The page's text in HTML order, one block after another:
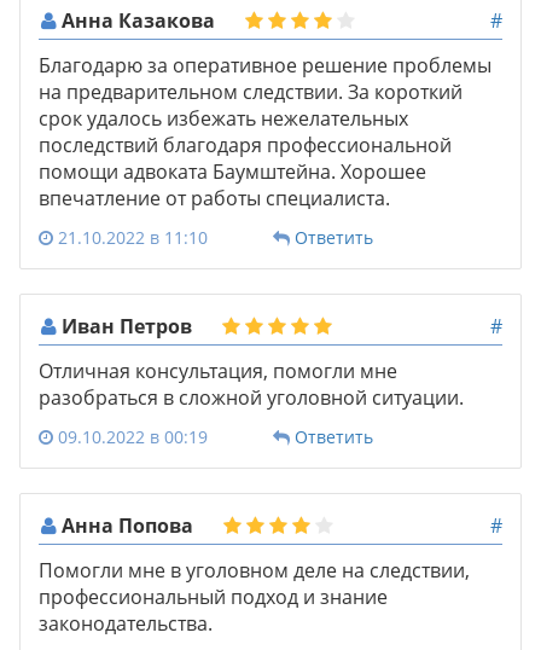
Анна Казакова
#
Благодарю за оперативное решение проблемы
на предварительном следствии. За короткий
срок удалось избежать нежелательных
последствий благодаря профессиональной
помощи адвоката Баумштейна. Хорошее
впечатление от работы специалиста.
21.10.2022 в 11:10 Ответить
Иван Петров
#
Отличная консультация, помогли мне
разобраться в сложной уголовной ситуации.
09.10.2022 в 00:19 Ответить
Анна Попова
#
Помогли мне в уголовном деле на следствии,
профессиональный подход и знание
законодательства.